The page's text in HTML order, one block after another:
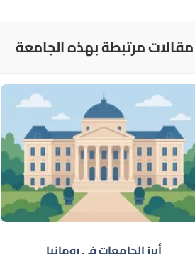
مقالات مرتبطة بهذه الجامعة